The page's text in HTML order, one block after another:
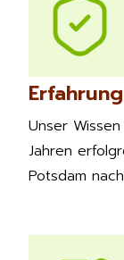
Erfahrung
Unser
Jahren
Potsdam